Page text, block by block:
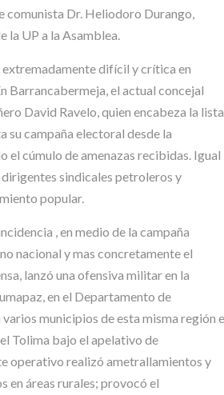
comunista Dr. Heliodoro Durango,
la UP a la Asamblea.
difícil y crítica en
Barrancabermeja, el actual concejal
David Ravelo, quien encabeza la lista
su campaña electoral desde la
el cúmulo de amenazas recibidas. Igual
sindicales petroleros y
popular.
, en medio de la campaña
nacional y mas concretamente el
lanzó una ofensiva militar en la
en el Departamento de
municipios de esta misma región
Tolima bajo el apelativo de
operativo realizó ametrallamientos y
en áreas rurales; provocó el